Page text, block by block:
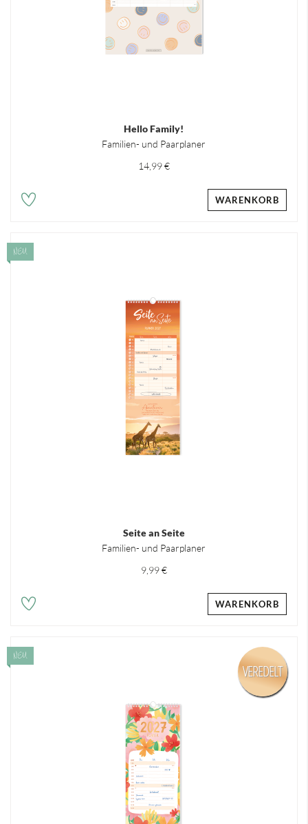
Hello Family!
Familien- und Paarplaner
14,99 €
WARENKORB
Seite an Seite
Familien- und Paarplaner
9,99 €
NEU
WARENKORB
NEU
VEREDELT